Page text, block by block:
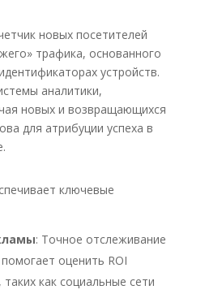
новых посетителей
трафика, основанного
устройств.
аналитики,
новых и возвращающихся
для атрибуции успеха в
ключевые
: Точное отслеживание
оценить ROI
как социальные сети